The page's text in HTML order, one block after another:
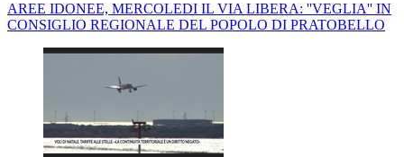
AREE IDONEE, MERCOLEDI IL VIA LIBERA: ''VEGLIA'' IN
CONSIGLIO REGIONALE DEL POPOLO DI PRATOBELLO